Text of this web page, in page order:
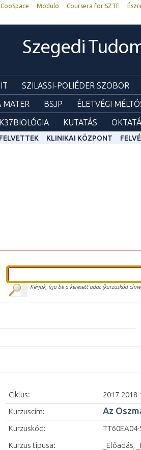
CooSpace Modulo Coursera for SZTE
Szegedi
SZILASSI-POLIÉDER SZOBOR
MATER BSJP ÉLETVÉGI
KUTATÁS
FELVETTEK KLINIKAI KÖZPONT
Kérjük, írja be a keresett adat (kurzuskód
Ciklus:
2017-2018-
Kurzuscím:
Az
Kurzuskód:
TT60EA04-
Kurzus típusa:
_Előadás,